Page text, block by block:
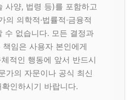
사양, 법령 등)를 포함하고
의 의학적·법률적·금융적
수 없습니다. 모든 결정과
책임은 사용자 본인에게
적인 행동에 앞서 반드시
가의 자문이나 공식 최신
인하시기 바랍니다.